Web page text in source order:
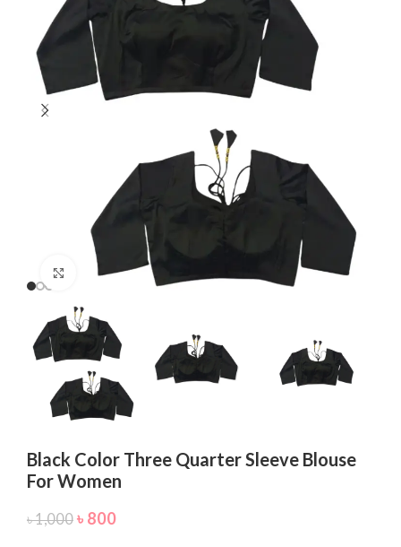
Click to enlarge
Black Color Three Quarter Sleeve Blouse
For Women
৳1,000 ৳ 800